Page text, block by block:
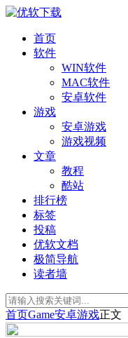
首页
软件
WIN软件
MAC软件
安卓软件
游戏
安卓游戏
游戏视频
文章
教程
酷站
排行榜
标签
投稿
优软文档
极简导航
读者墙
首页Game安卓游戏正文